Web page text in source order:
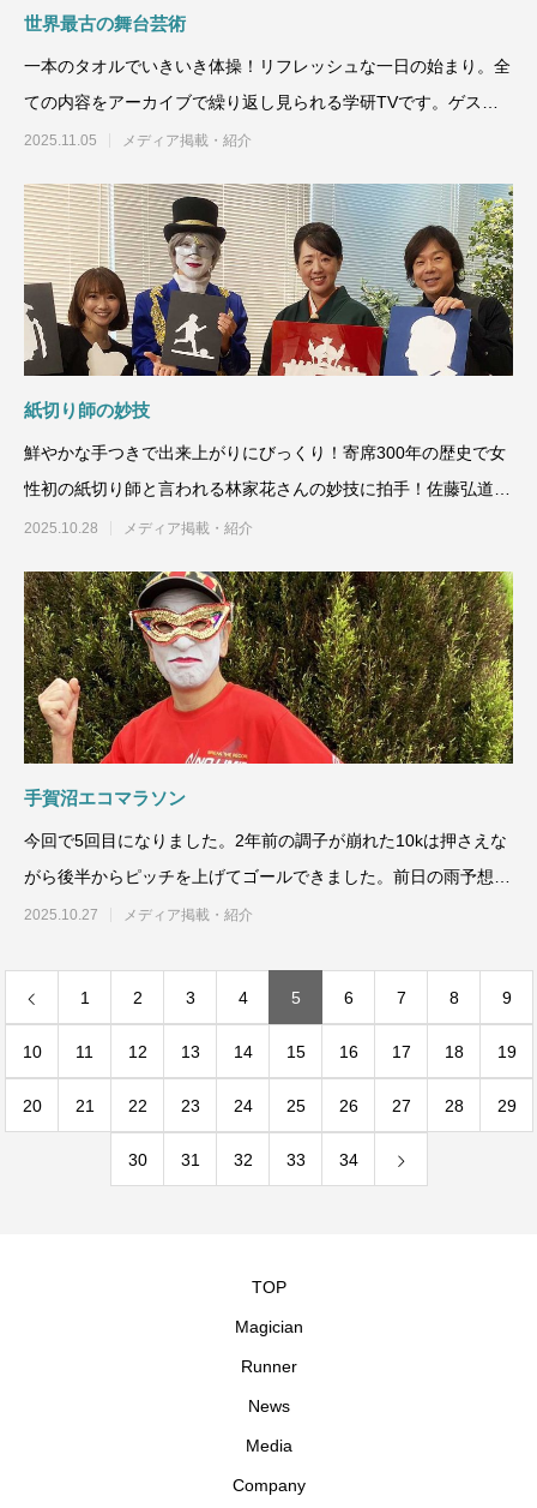
世界最古の舞台芸術
一本のタオルでいきいき体操！リフレッシュな一日の始まり。全
ての内容をアーカイブで繰り返し見られる学研TVです。ゲスト
のシテ方 喜多流能楽師
2025.11.05 メディア掲載・紹介
紙切り師の妙技
鮮やかな手つきで出来上がりにびっくり！寄席300年の歴史で女
性初の紙切り師と言われる林家花さんの妙技に拍手！佐藤弘道さ
んはタオルでいきき体操
2025.10.28 メディア掲載・紹介
手賀沼エコマラソン
今回で5回目になりました。2年前の調子が崩れた10kは押さえな
がら後半からピッチを上げてゴールできました。前日の雨予想も
心配なくて手賀沼をぐ
2025.10.27 メディア掲載・紹介
1 2 3 4 5 6 7 8 9
10 11 12 13 14 15 16 17 18 19
20 21 22 23 24 25 26 27 28 29
30 31 32 33 34
TOP
Magician
Runner
News
Media
Company